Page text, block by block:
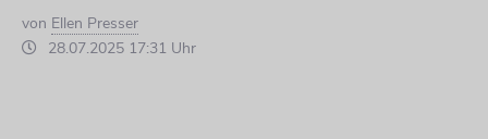
von Ellen Presser
28.07.2025 17:31 Uhr